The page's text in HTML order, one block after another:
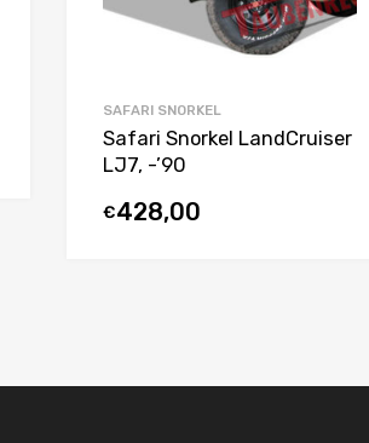
SAFARI SNORKEL
Safari Snorkel LandCruiser
LJ7, -’90
€428,00